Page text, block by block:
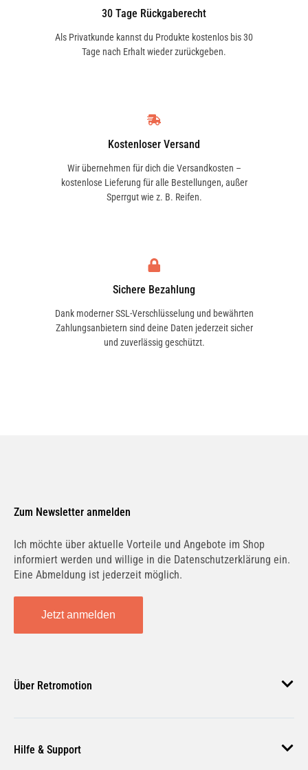
30 Tage Rückgaberecht
Als Privatkunde kannst du Produkte kostenlos bis 30
Tage nach Erhalt wieder zurückgeben.
Kostenloser Versand
Wir übernehmen für dich die Versandkosten –
kostenlose Lieferung für alle Bestellungen, außer
Sperrgut wie z. B. Reifen.
Sichere Bezahlung
Dank moderner SSL-Verschlüsselung und bewährten
Zahlungsanbietern sind deine Daten jederzeit sicher
und zuverlässig geschützt.
Zum Newsletter anmelden
Ich möchte über aktuelle Vorteile und Angebote im Shop
informiert werden und willige in die Datenschutzerklärung ein.
Eine Abmeldung ist jederzeit möglich.
Jetzt anmelden
Über Retromotion
Unsere Jobs
Hilfe & Support